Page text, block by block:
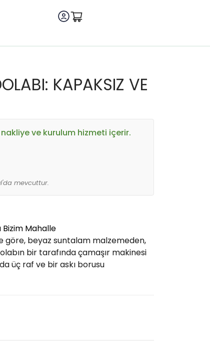
KAPAKSIZ VE
ve kurulum hizmeti içerir.
mevcuttur.
Bizim Mahalle
göre, beyaz suntalam malzemeden,
bir tarafında çamaşır makinesi
üç raf ve bir askı borusu